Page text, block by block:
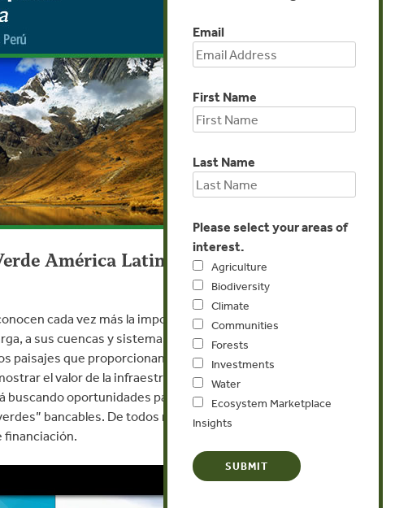
América Latina
cada vez más la importancia de los
a sus cuencas y sistemas de agua potable. Por
paisajes que proporcionan estos servicios, y los
el valor de la infraestructura verde a los
oportunidades para “inversiones
bancables. De todos modos, pocos
financiación.
Email
First Name
Last Name
Please select your areas of
interest.
Agriculture
Biodiversity
Climate
Communities
Forests
Investments
Water
Ecosystem Marketplace
Insights